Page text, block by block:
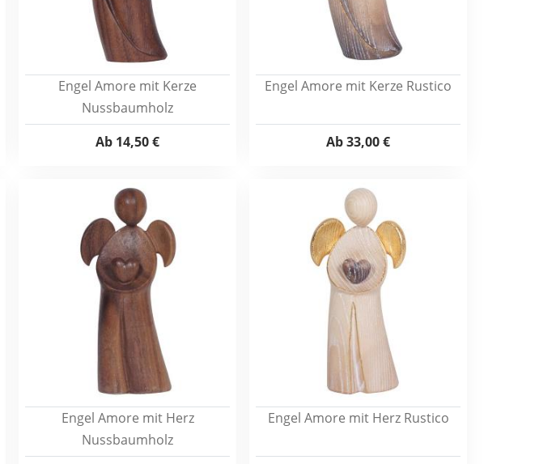
Engel Amore mit Kerze
Nussbaumholz
Ab 14,50 €
Engel Amore mit Kerze Rustico
Ab33,00 €
Engel Amore mit Herz
Nussbaumholz
Engel Amore mit Herz Rustico